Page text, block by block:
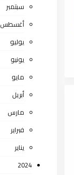
سبتمبر
أغسطس
يوليو
يونيو
مايو
أبريل
مارس
فبراير
يناير
2024